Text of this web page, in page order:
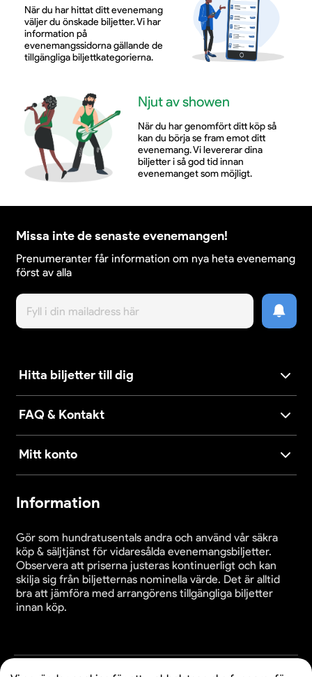
När du har hittat ditt evenemang
väljer du önskade biljetter. Vi har
information på
evenemangssidorna gällande de
tillgängliga biljettkategorierna.
Njut av showen
När du har genomfört ditt köp så
kan du börja se fram emot ditt
evenemang. Vi levererar dina
biljetter i så god tid innan
evenemanget som möjligt.
Missa inte de senaste evenemangen!
Prenumeranter får information om nya heta evenemang
först av alla
Hitta biljetter till dig
FAQ & Kontakt
Mitt konto
Information
Gör som hundratusentals andra och använd vår säkra
köp & säljtjänst för vidaresålda evenemangsbiljetter.
Observera att priserna justeras kontinuerligt och kan
skilja sig från biljetternas nominella värde. Det är alltid
bra att jämföra med arrangörens tillgängliga biljetter
innan köp.